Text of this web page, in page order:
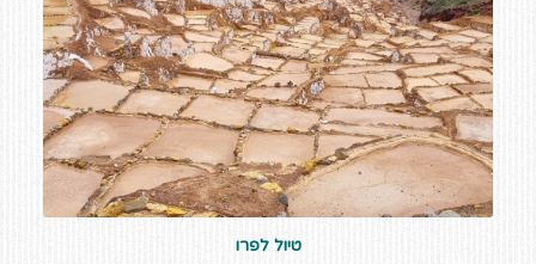
טיול לפרו